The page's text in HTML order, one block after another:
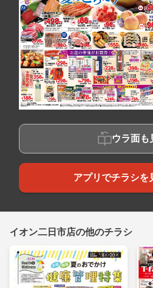
ウラ面も
アプリでチラシを
イオン二日市店の他のチラシ